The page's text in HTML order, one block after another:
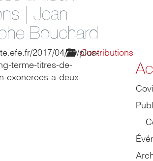
| Jean-
Bouchard
Contributions
2017/04/10/plus-
terme-titres-de-
exonerees-a-deux-